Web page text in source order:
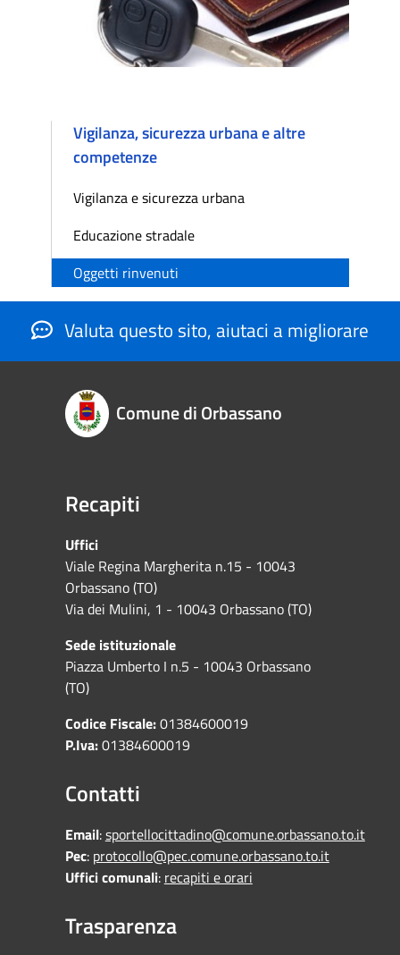
Vigilanza, sicurezza urbana e altre
competenze
Vigilanza e sicurezza urbana
Educazione stradale
Oggetti rinvenuti
Valuta questo sito, aiutaci a migliorare
Comune di Orbassano
Recapiti
Uffici
Viale Regina Margherita n.15 - 10043
Orbassano (TO)
Via dei Mulini, 1 - 10043 Orbassano (TO)
Sede istituzionale
Piazza Umberto I n.5 - 10043 Orbassano
(TO)
Codice Fiscale:01384600019
P.Iva:01384600019
Contatti
Email:sportellocittadino@comune.orbassano.to.it
Pec: protocollo@pec.comune.orbassano.to.it
Uffici comunali: recapiti e orari
Trasparenza